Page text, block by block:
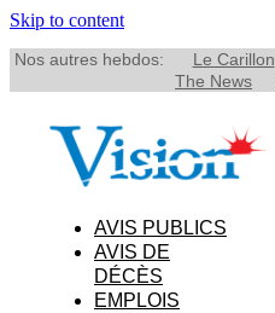
Skip to content
Nos autres hebdos: Le Carillon
The News
AVIS PUBLICS
AVIS DE
DÉCÈS
EMPLOIS